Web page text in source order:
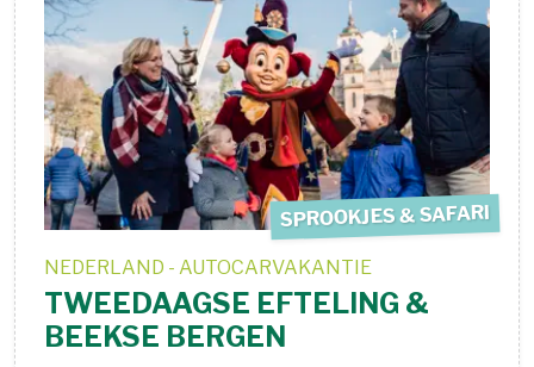
SPROOKJES & SAFARI
NEDERLAND - AUTOCARVAKANTIE
TWEEDAAGSE EFTELING &
BEEKSE BERGEN